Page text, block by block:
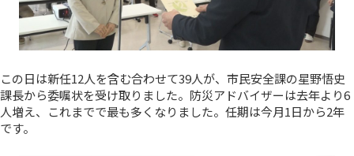
この日は新任12人を含む合わせて39人が、市民安全課の星野悟史
課長から委嘱状を受け取りました。防災アドバイザーは去年より6
人増え、これまでで最も多くなりました。任期は今月1日から2年
です。